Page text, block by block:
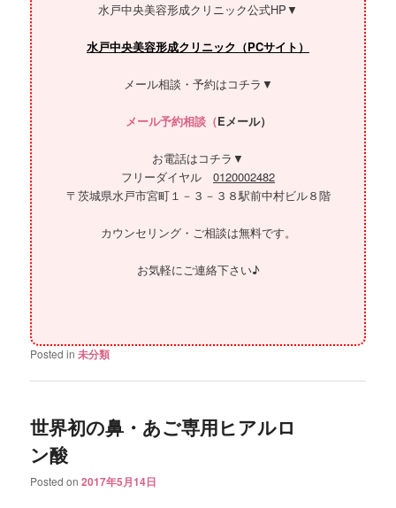
水戸中央美容形成クリニック公式HP▼
水戸中央美容形成クリニック（PCサイト）
メール相談・予約はコチラ▼
メール予約相談（Eメール）
お電話はコチラ▼
フリーダイヤル 0120002482
〒茨城県水戸市宮町１－３－３８駅前中村ビル８階
カウンセリング・ご相談は無料です。
お気軽にご連絡下さい♪
Posted in 未分類
世界初の鼻・あご専用ヒアルロ
ン酸
Posted on2017年5月14日